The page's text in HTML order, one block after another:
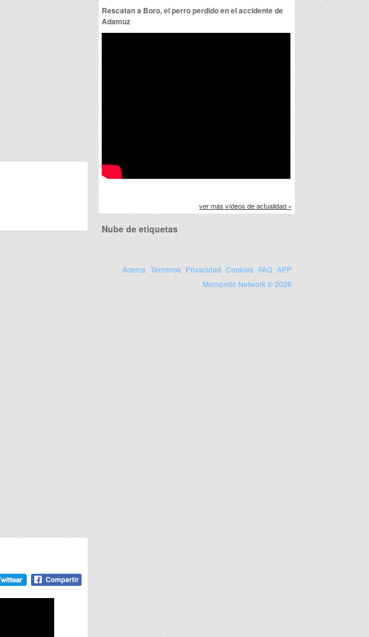
Rescatan a Boro, el perro perdido en el accidente de
Adamuz
ver más vídeos de actualidad »
Nube de etiquetas
Acerca Términos Privacidad Cookies FAQ APP
Memondo Network © 2026